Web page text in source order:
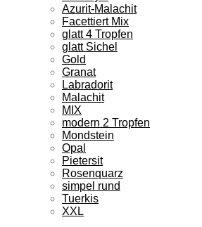
Azurit-Malachit
Facettiert Mix
glatt 4 Tropfen
glatt Sichel
Gold
Granat
Labradorit
Malachit
MIX
modern 2 Tropfen
Mondstein
Opal
Pietersit
Rosenquarz
simpel rund
Tuerkis
XXL